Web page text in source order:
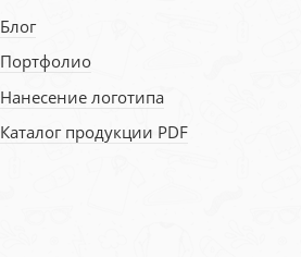
Блог
Портфолио
Нанесение логотипа
Каталог продукции PDF